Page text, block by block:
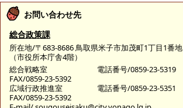
お問い合わせ先
総合政策課
所在地/〒683-8686 鳥取県米子市加茂町1丁目1番地
（市役所本庁舎4階）
総合戦略室
電話番号/0859-23-5319
FAX/0859-23-5392
広域行政推進室
電話番号/0859-23-5351
FAX/0859-23-5392